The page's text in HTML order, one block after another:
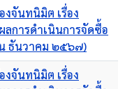
งจันทนิมิต เรื่อง
การดำเนินการจัดซื้อ
ธันวาคม ๒๕๖๗)
งจันทนิมิต เรื่อง